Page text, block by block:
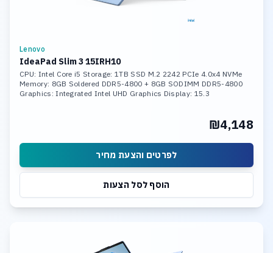
Lenovo
IdeaPad Slim 3 15IRH10
CPU: Intel Core i5 Storage: 1TB SSD M.2 2242 PCIe 4.0x4 NVMe
Memory: 8GB Soldered DDR5-4800 + 8GB SODIMM DDR5-4800
Graphics: Integrated Intel UHD Graphics Display: 15.3
₪4,148
לפרטים והצעת מחיר
הוסף לסל הצעות